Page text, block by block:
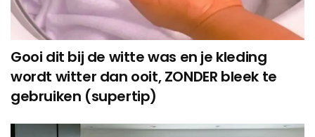
Gooi dit bij de witte was en je kleding
wordt witter dan ooit, ZONDER bleek te
gebruiken (supertip)